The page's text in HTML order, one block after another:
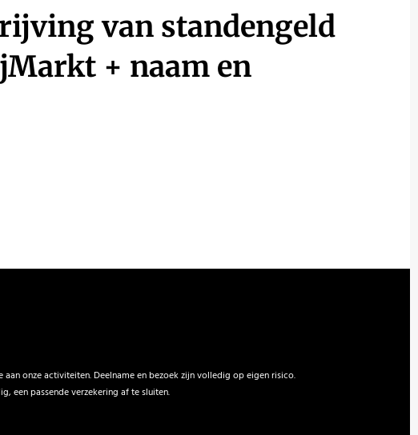
van standengeld
+ naam en
onze activiteiten. Deelname en bezoek zijn volledig op eigen risico.
een passende verzekering af te sluiten.